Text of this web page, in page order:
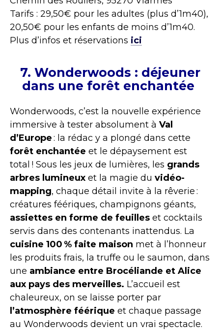
Tarifs : 29,50€ pour les adultes (plus d’1m40),
20,50€ pour les enfants de moins d’1m40.
Plus d’infos et réservations ici
7. Wonderwoods : déjeuner
dans une forêt enchantée
Wonderwoods, c’est la nouvelle expérience
immersive à tester absolument à Val
d’Europe: la rédac y a plongé dans cette
forêt enchantée et le dépaysement est
total ! Sous les jeux de lumières, les grands
arbres lumineux et la magie du vidéo-
mapping, chaque détail invite à la rêverie :
créatures féériques, champignons géants,
assiettes en forme de feuilles et cocktails
servis dans des contenants inattendus. La
cuisine 100 % faite maison met à l’honneur
les produits frais, la truffe ou le saumon, dans
une ambiance entre Brocéliande et Alice
aux pays des merveilles. L’accueil est
chaleureux, on se laisse porter par
l’atmosphère féérique et chaque passage
au Wonderwoods devient un vrai spectacle.